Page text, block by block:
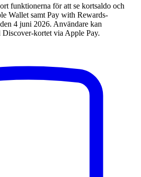
funktionerna för att se kortsaldo och
Wallet samt Pay with Rewards-
4 juni 2026. Användare kan
kortet via Apple Pay.